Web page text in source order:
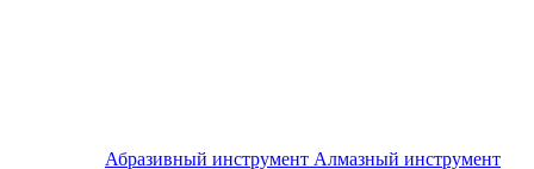
Абразивный инструмент Алмазный инструмент